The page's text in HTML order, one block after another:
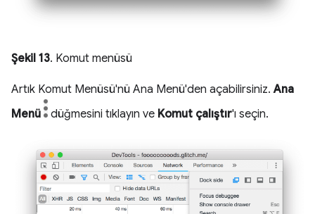
Şekil 13. Komut menüsü
Artık Komut Menüsü'nü Ana Menü'den açabilirsiniz.Ana
Menü
düğmesini tıklayın ve Komut çalıştır'ı seçin.